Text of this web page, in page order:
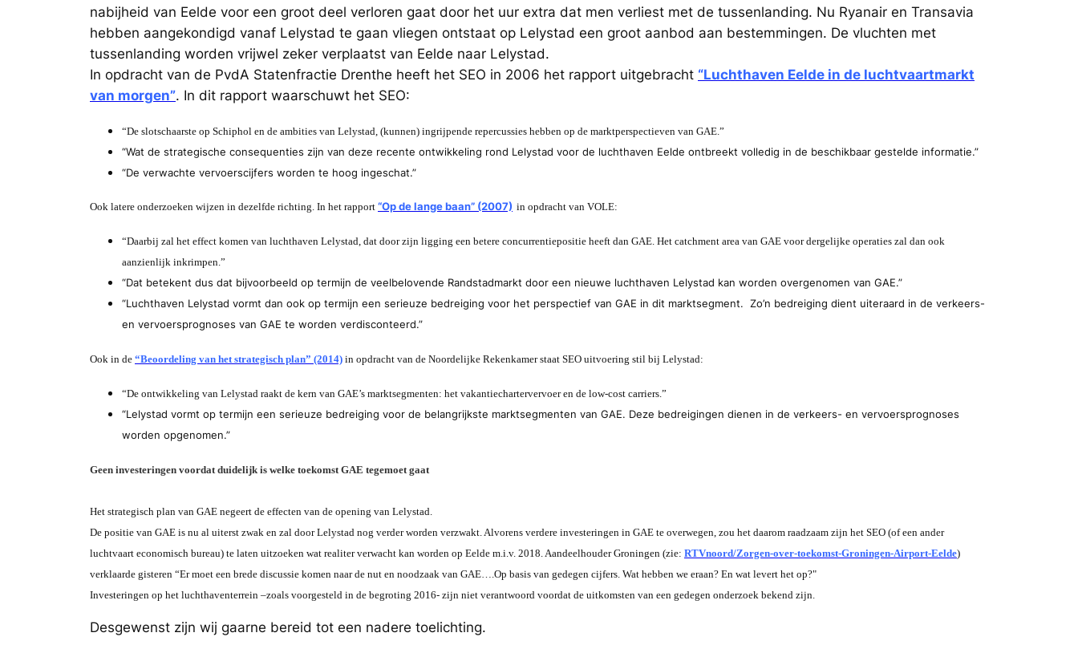
nabijheid van Eelde voor een groot deel verloren gaat door het uur extra dat men verliest met de tussenlanding. Nu Ryanair en Transavia
hebben aangekondigd vanaf Lelystad te gaan vliegen ontstaat op Lelystad een groot aanbod aan bestemmingen. De vluchten met
tussenlanding worden vrijwel zeker verplaatst van Eelde naar Lelystad.
In opdracht van de PvdA Statenfractie Drenthe heeft het SEO in 2006 het rapport uitgebracht “Luchthaven Eelde in de luchtvaartmarkt
van morgen”. In dit rapport waarschuwt het SEO:
“De slotschaarste op Schiphol en de ambities van Lelystad, (kunnen) ingrijpende repercussies hebben op de marktperspectieven van GAE.”
“Wat de strategische consequenties zijn van deze recente ontwikkeling rond Lelystad voor de luchthaven Eelde ontbreekt volledig in de beschikbaar gestelde informatie.”
“De verwachte vervoerscijfers worden te hoog ingeschat.”
Ook latere onderzoeken wijzen in dezelfde richting. In het rapport “Op de lange baan” (2007) in opdracht van VOLE:
“Daarbij zal het effect komen van luchthaven Lelystad, dat door zijn ligging een betere concurrentiepositie heeft dan GAE. Het catchment area van GAE voor dergelijke operaties zal dan ook
aanzienlijk inkrimpen.”
“Dat betekent dus dat bijvoorbeeld op termijn de veelbelovende Randstadmarkt door een nieuwe luchthaven Lelystad kan worden overgenomen van GAE.”
“Luchthaven Lelystad vormt dan ook op termijn een serieuze bedreiging voor het perspectief van GAE in dit marktsegment. Zo’n bedreiging dient uiteraard in de verkeers-
en vervoersprognoses van GAE te worden verdisconteerd.”
Ook in de “Beoordeling van het strategisch plan” (2014) in opdracht van de Noordelijke Rekenkamer staat SEO uitvoering stil bij Lelystad:
“De ontwikkeling van Lelystad raakt de kern van GAE’s marktsegmenten: het vakantiechartervervoer en de low-cost carriers. ”
“Lelystad vormt op termijn een serieuze bedreiging voor de belangrijkste marktsegmenten van GAE. Deze bedreigingen dienen in de verkeers- en vervoersprognoses
worden opgenomen.”
Geen investeringen voordat duidelijk is welke toekomst GAE tegemoet gaat
Het strategisch plan van GAE negeert de effecten van de opening van Lelystad.
De positie van GAE is nu al uiterst zwak en zal door Lelystad nog verder worden verzwakt. Alvorens verdere investeringen in GAE te overwegen, zou het daarom raadzaam zijn het SEO (of een ander
luchtvaart economisch bureau) te laten uitzoeken wat realiter verwacht kan worden op Eelde m.i.v. 2018. Aandeelhouder Groningen (zie: RTVnoord/Zorgen-over-toekomst-Groningen-Airport-Eelde)
verklaarde gisteren “Er moet een brede discussie komen naar de nut en noodzaak van GAE….Op basis van gedegen cijfers. Wat hebben we eraan? En wat levert het op?"
Investeringen op het luchthaventerrein –zoals voorgesteld in de begroting 2016- zijn niet verantwoord voordat de uitkomsten van een gedegen onderzoek bekend zijn.
Desgewenst zijn wij gaarne bereid tot een nadere toelichting.